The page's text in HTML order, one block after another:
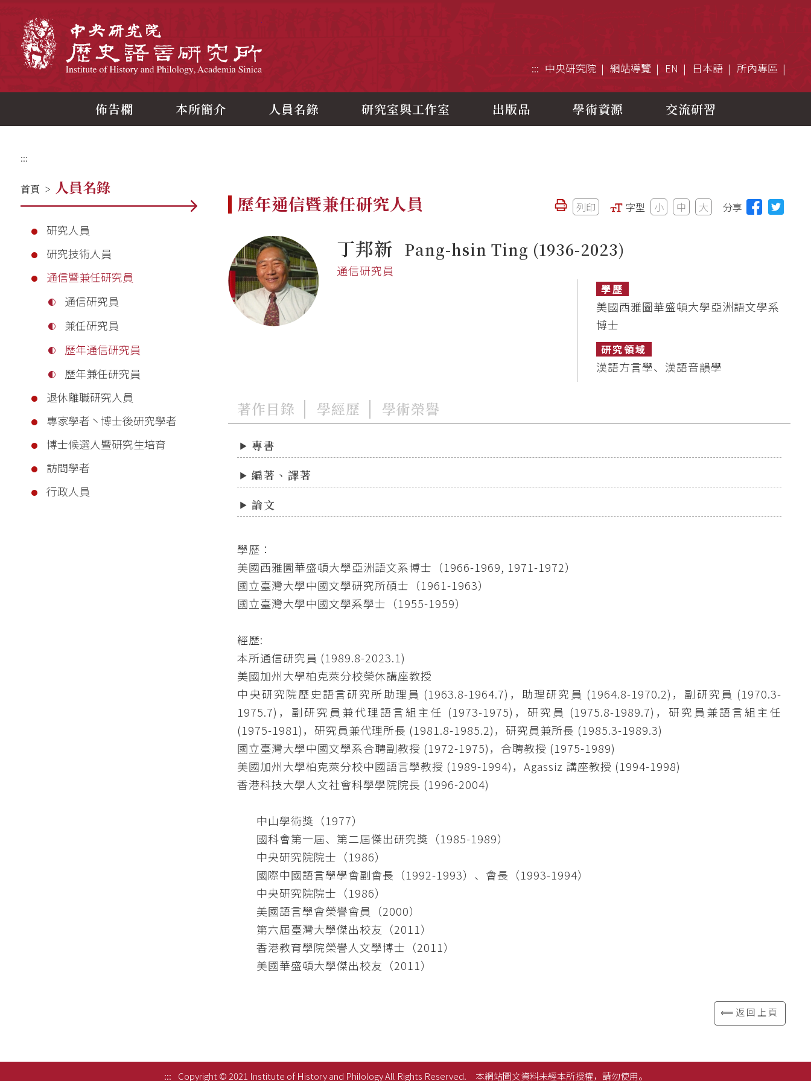
::: 中央研究院 網站導覽 EN 日本語 所內專區
佈告欄 本所簡介 人員名錄 研究室與工作室 出版品 學術資源 交流研習
:::
首頁 > 人員名錄
研究人員
研究技術人員
通信暨兼任研究員
通信研究員
兼任研究員
歷年通信研究員
歷年兼任研究員
退休離職研究人員
專家學者丶博士後研究學者
博士候選人暨研究生培育
訪問學者
行政人員
歷年通信暨兼任研究人員 列印 字型 小 中 大 分享
丁邦新 Pang-hsin Ting (1936-2023)
通信研究員
學歷
美國西雅圖華盛頓大學亞洲語文學系
博士
研究領域
漢語方言學、漢語音韻學
著作目錄 學經歷 學術榮譽
專書
編著、譯著
論文
學歷：
美國西雅圖華盛頓大學亞洲語文系博士（1966-1969, 1971-1972）
國立臺灣大學中國文學研究所碩士（1961-1963）
國立臺灣大學中國文學系學士（1955-1959）
經歷:
本所通信研究員 (1989.8-2023.1)
美國加州大學柏克萊分校榮休講座教授
中央研究院歷史語言研究所助理員 (1963.8-1964.7)，助理研究員 (1964.8-1970.2)，副研究員 (1970.3-
1975.7)，副研究員兼代理語言組主任 (1973-1975)，研究員 (1975.8-1989.7)，研究員兼語言組主任
(1975-1981)，研究員兼代理所長 (1981.8-1985.2)，研究員兼所長 (1985.3-1989.3)
國立臺灣大學中國文學系合聘副教授 (1972-1975)，合聘教授 (1975-1989)
美國加州大學柏克萊分校中國語言學教授 (1989-1994)，Agassiz 講座教授 (1994-1998)
香港科技大學人文社會科學學院院長 (1996-2004)
中山學術獎（1977）
國科會第一屆、第二屆傑出研究獎（1985-1989）
中央研究院院士（1986）
國際中國語言學學會副會長（1992-1993）、會長（1993-1994）
中央研究院院士（1986）
美國語言學會榮譽會員（2000）
第六屆臺灣大學傑出校友（2011）
香港教育學院榮譽人文學博士（2011）
​​​​​​​美國華盛頓大學傑出校友（2011）
⟸返回上頁
::: Copyright © 2021 Institute of History and Philology All Rights Reserved. 本網站圖文資料未經本所授權，請勿使用。